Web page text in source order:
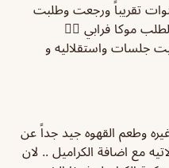
الله انقطعت عنه لمدة ٨ سنوات تقريباً ورجعت وطلبت
موكا فرابي 👍🏻
جلسات واستقلاليه و
وطعم القهوه جيد جداً عن
مع اضافة الكراميل .. لان